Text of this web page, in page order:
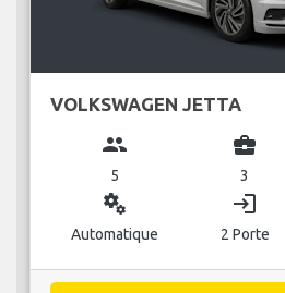
VOLKSWAGEN JETTA
group
5
business_center
3
miscellaneous_services
Automatique
login
2 Porte